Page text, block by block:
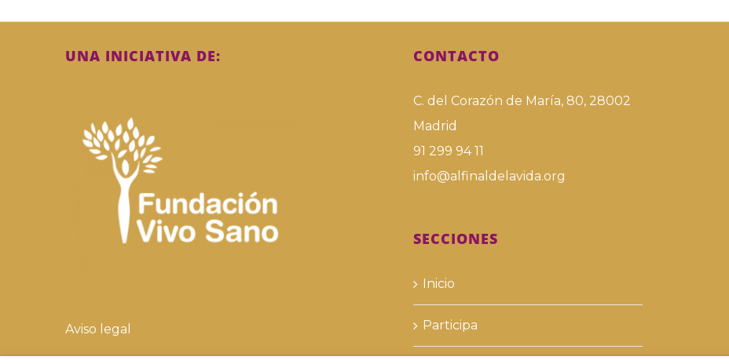
UNA INICIATIVA DE:
Aviso legal
CONTACTO
C. del Corazón de María, 80, 28002
Madrid
91 299 94 11
info@alfinaldelavida.org
SECCIONES
Inicio
Participa